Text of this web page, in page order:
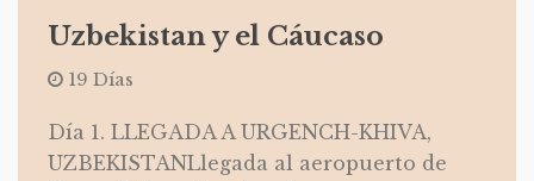
Uzbekistan y el Cáucaso
19 Días
Día 1. LLEGADA A URGENCH-KHIVA,
UZBEKISTANLlegada al aeropuerto de